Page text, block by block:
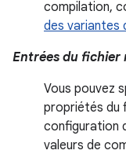
compilation,
des variantes
Entrées du fichier
Vous pouvez
propriétés du
configuration
valeurs de